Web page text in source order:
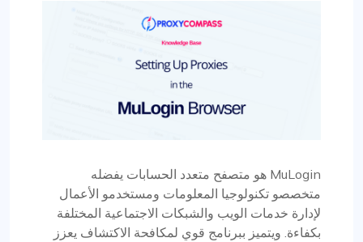
MuLogin هو متصفح متعدد الحسابات يفضله
متخصصو تكنولوجيا المعلومات ومستخدمو الأعمال
لإدارة خدمات الويب والشبكات الاجتماعية المختلفة
بكفاءة. ويتميز ببرنامج قوي لمكافحة الاكتشاف يعزز